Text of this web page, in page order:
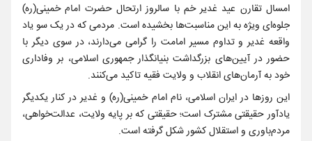
امسال تقارن عید غدیر خم با سالروز ارتحال حضرت امام خمینی(ره)
جلوه‌ای ویژه به این مناسبت‌ها بخشیده است. مردمی که در یک سو یاد
واقعه غدیر و تداوم مسیر امامت را گرامی می‌دارند، در سوی دیگر با
حضور در آیین‌های بزرگداشت بنیانگذار جمهوری اسلامی، بر وفاداری
خود به آرمان‌های انقلاب و ولایت فقیه تاکید می‌کنند.
این روزها در ایران اسلامی، نام امام خمینی(ره) و غدیر در کنار یکدیگر
یادآور حقیقتی مشترک است؛ حقیقتی که بر پایه ولایت، عدالت‌خواهی،
مردم‌باوری و استقلال کشور شکل گرفته است.